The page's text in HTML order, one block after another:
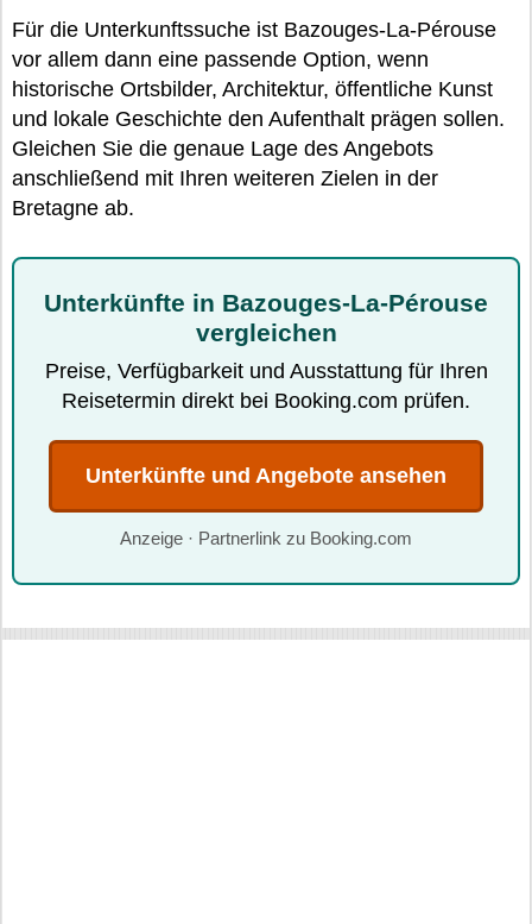
Für die Unterkunftssuche ist Bazouges-La-Pérouse
vor allem dann eine passende Option, wenn
historische Ortsbilder, Architektur, öffentliche Kunst
und lokale Geschichte den Aufenthalt prägen sollen.
Gleichen Sie die genaue Lage des Angebots
anschließend mit Ihren weiteren Zielen in der
Bretagne ab.
Unterkünfte in Bazouges-La-Pérouse
vergleichen
Preise, Verfügbarkeit und Ausstattung für Ihren
Reisetermin direkt bei Booking.com prüfen.
Unterkünfte und Angebote ansehen
Anzeige · Partnerlink zu Booking.com